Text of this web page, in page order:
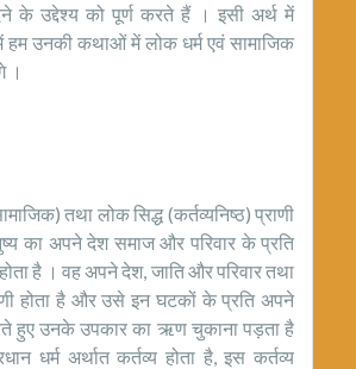
के उद्देश्य को पूर्ण करते हैं । इसी अर्थ में
उनकी कथाओं में लोक धर्म एवं सामाजिक
।
तथा लोक सिद्ध (कर्तव्यनिष्ठ) प्राणी
का अपने देश समाज और परिवार के प्रति
होता है । वह अपने देश, जाति और परिवार तथा
होता है और उसे इन घटकों के प्रति अपने
हुए उनके उपकार का ऋण चुकाना पड़ता है
धर्म अर्थात कर्तव्य होता है, इस कर्तव्य